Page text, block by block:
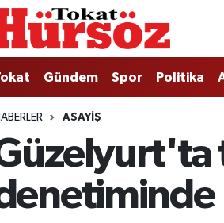
Gündem Spor Politika
ASAYIŞ
Vakitleri